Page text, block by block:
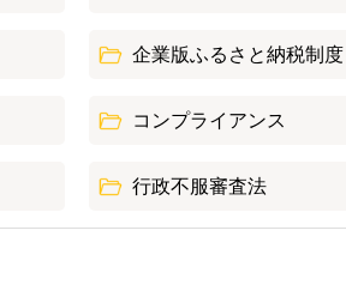
企業版ふるさと納税制度
コンプライアンス
行政不服審査法